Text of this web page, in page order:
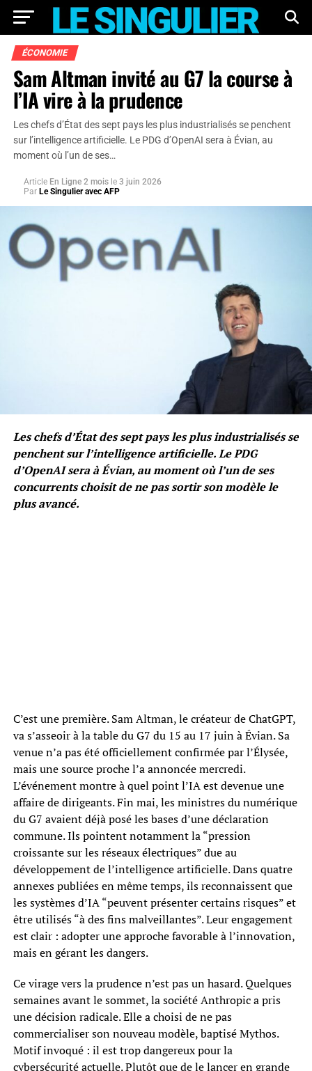
ÉCONOMIE
Sam Altman invité au G7 la course à
l’IA vire à la prudence
Les chefs d’État des sept pays les plus industrialisés se penchent
sur l’intelligence artificielle. Le PDG d’OpenAI sera à Évian, au
moment où l’un de ses…
Article En Ligne 2 mois le 3 juin 2026
Par Le Singulier avec AFP
Les chefs d’État des sept pays les plus industrialisés se
penchent sur l’intelligence artificielle. Le PDG
d’OpenAI sera à Évian, au moment où l’un de ses
concurrents choisit de ne pas sortir son modèle le
plus avancé.
C’est une première. Sam Altman, le créateur de ChatGPT,
va s’asseoir à la table du G7 du 15 au 17 juin à Évian. Sa
venue n’a pas été officiellement confirmée par l’Élysée,
mais une source proche l’a annoncée mercredi.
L’événement montre à quel point l’IA est devenue une
affaire de dirigeants. Fin mai, les ministres du numérique
du G7 avaient déjà posé les bases d’une déclaration
commune. Ils pointent notamment la “pression
croissante sur les réseaux électriques” due au
développement de l’intelligence artificielle. Dans quatre
annexes publiées en même temps, ils reconnaissent que
les systèmes d’IA “peuvent présenter certains risques” et
être utilisés “à des fins malveillantes”. Leur engagement
est clair : adopter une approche favorable à l’innovation,
mais en gérant les dangers.
Ce virage vers la prudence n’est pas un hasard. Quelques
semaines avant le sommet, la société Anthropic a pris
une décision radicale. Elle a choisi de ne pas
commercialiser son nouveau modèle, baptisé Mythos.
Motif invoqué : il est trop dangereux pour la
cybersécurité actuelle. Plutôt que de le lancer en grande